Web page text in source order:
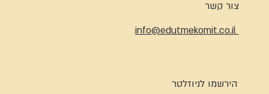
צור קשר
info@edutmekomit.co.il
הירשמו לניוזלטר